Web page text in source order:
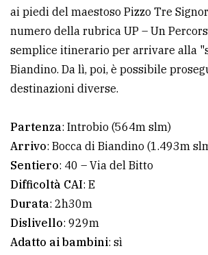
LE
ALTRE
TESTATE
PRIVACY
Privacy
policy
Cookie
ai piedi del maestoso Pizzo Tre
numero della rubrica UP – Un
semplice itinerario per arrivare alla
Biandino. Da lì, poi, è possibile
destinazioni diverse.
Partenza: Introbio (564m slm)
Arrivo: Bocca di Biandino (1.493m
Sentiero: 40 – Via del Bitto
Difficoltà CAI: E
Durata: 2h30m
Dislivello: 929m
Adatto ai bambini: sì